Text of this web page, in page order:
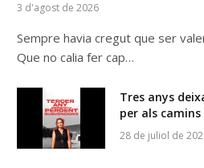
3 d'agost de 2026
Sempre havia cregut que ser
Que no calia fer cap…
Tres anys
per als
28 de juliol de